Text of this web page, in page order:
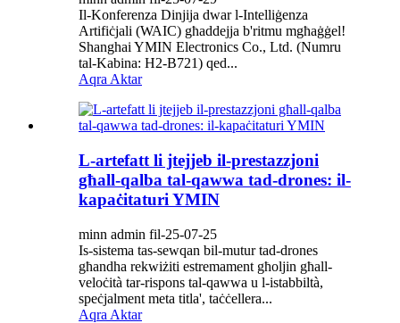
Il-Konferenza Dinjija dwar l-Intelliġenza
Artifiċjali (WAIC) għaddejja b'ritmu mgħaġġel!
Shanghai YMIN Electronics Co., Ltd. (Numru
tal-Kabina: H2-B721) qed...
Aqra Aktar
L-artefatt li jtejjeb il-prestazzjoni
għall-qalba tal-qawwa tad-drones: il-
kapaċitaturi YMIN
minn admin fil-25-07-25
Is-sistema tas-sewqan bil-mutur tad-drones
għandha rekwiżiti estremament għoljin għall-
veloċità tar-rispons tal-qawwa u l-istabbiltà,
speċjalment meta titla', taċċellera...
Aqra Aktar